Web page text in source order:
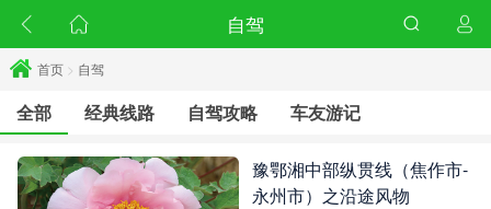
自驾
首页 > 自驾
全部 经典线路 自驾攻略 车友游记
豫鄂湘中部纵贯线（焦作市-
永州市）之沿途风物